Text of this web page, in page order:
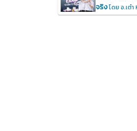
จริงโดย อ.เต๋า